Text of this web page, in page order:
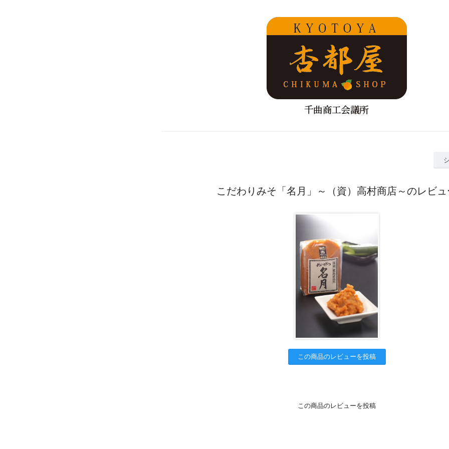
こだわりみそ「名月」～（資）高村商店～のレビュ
この商品のレビューを投稿
この商品のレビューを投稿